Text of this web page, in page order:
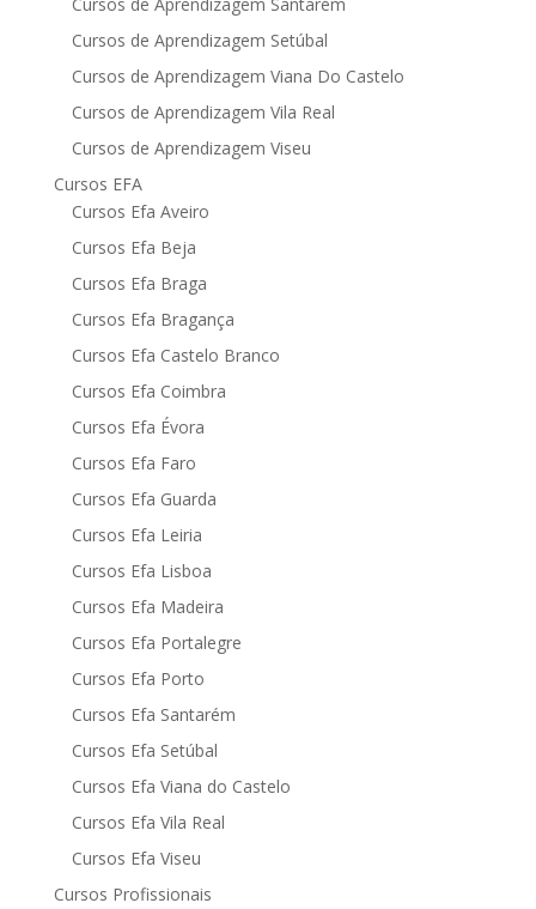
Cursos de Aprendizagem Setúbal
Cursos de Aprendizagem Viana Do Castelo
Cursos de Aprendizagem Vila Real
Cursos de Aprendizagem Viseu
Cursos EFA
Cursos Efa Aveiro
Cursos Efa Beja
Cursos Efa Braga
Cursos Efa Bragança
Cursos Efa Castelo Branco
Cursos Efa Coimbra
Cursos Efa Évora
Cursos Efa Faro
Cursos Efa Guarda
Cursos Efa Leiria
Cursos Efa Lisboa
Cursos Efa Madeira
Cursos Efa Portalegre
Cursos Efa Porto
Cursos Efa Santarém
Cursos Efa Setúbal
Cursos Efa Viana do Castelo
Cursos Efa Vila Real
Cursos Efa Viseu
Cursos Profissionais